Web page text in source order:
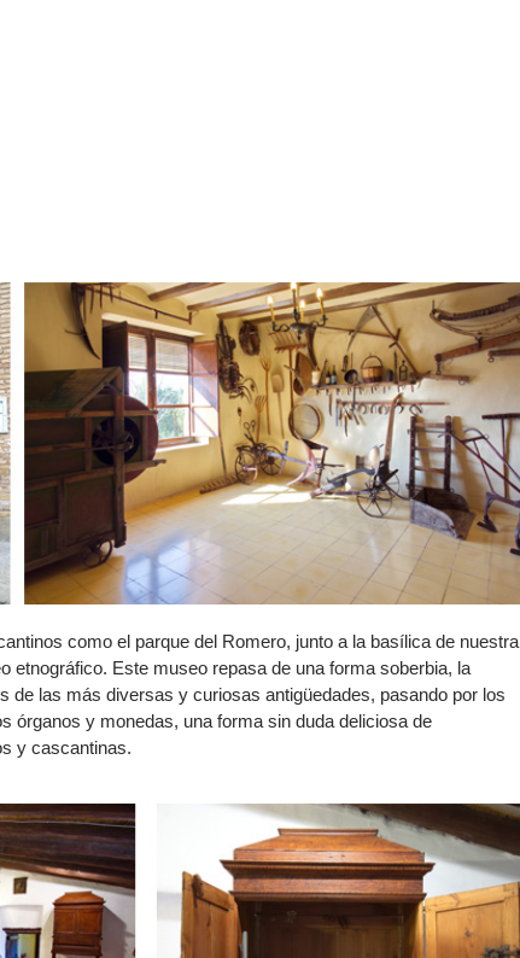
como el parque del Romero, junto a la basílica de nuestra
etnográfico. Este museo repasa de una forma soberbia, la
de las más diversas y curiosas antigüedades, pasando por los
órganos y monedas, una forma sin duda deliciosa de
y cascantinas.